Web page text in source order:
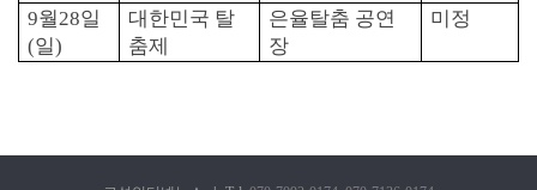
9월28일
(일)
대한민국 탈
춤제
은율탈춤 공연
장
미정